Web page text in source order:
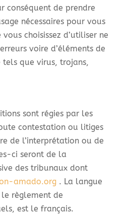
conséquent de prendre
nécessaires pour vous
choisissez d’utiliser ne
voire d’éléments de
que virus, trojans,
sont régies par les
contestation ou litiges
de l’interprétation ou de
ci seront de la
des tribunaux dont
amado.org. La langue
règlement de
est le français.